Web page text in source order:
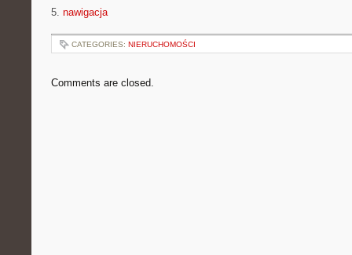
5. nawigacja
CATEGORIES: NIERUCHOMOŚCI
Comments are closed.